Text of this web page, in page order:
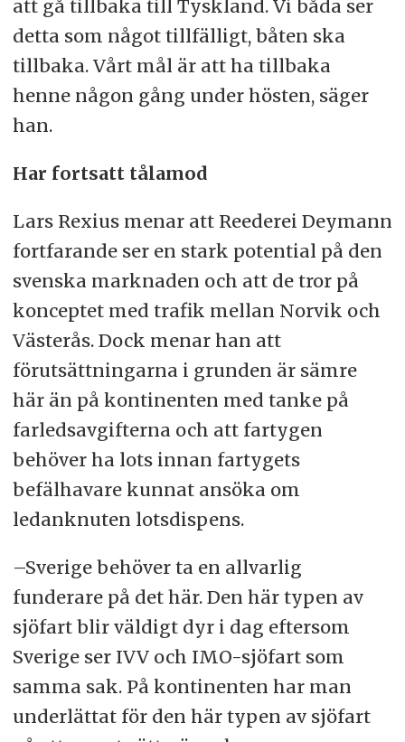
att gå tillbaka till Tyskland. Vi båda ser
detta som något tillfälligt, båten ska
tillbaka. Vårt mål är att ha tillbaka
henne någon gång under hösten, säger
han.
Har fortsatt tålamod
Lars Rexius menar att Reederei Deymann
fortfarande ser en stark potential på den
svenska marknaden och att de tror på
konceptet med trafik mellan Norvik och
Västerås. Dock menar han att
förutsättningarna i grunden är sämre
här än på kontinenten med tanke på
farledsavgifterna och att fartygen
behöver ha lots innan fartygets
befälhavare kunnat ansöka om
ledanknuten lotsdispens.
–Sverige behöver ta en allvarlig
funderare på det här. Den här typen av
sjöfart blir väldigt dyr i dag eftersom
Sverige ser IVV och IMO-sjöfart som
samma sak. På kontinenten har man
underlättat för den här typen av sjöfart